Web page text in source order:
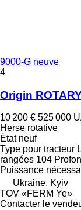
9000-G neuve
4
Origin
10 200 € 525 000
Herse rotative
Étatneuf
Type pour tracteur
rangées 104
Puissance
Ukraine, Kyiv
TOV «FERM Ye»
Contacter le